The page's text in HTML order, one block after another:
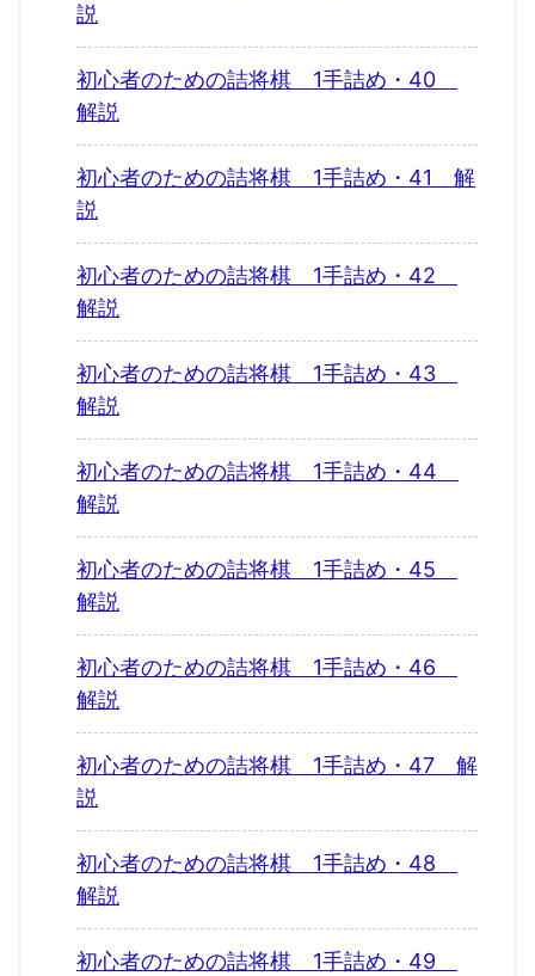
説
初心者のための詰将棋 1手詰め・40
解説
初心者のための詰将棋 1手詰め・41 解
説
初心者のための詰将棋 1手詰め・42
解説
初心者のための詰将棋 1手詰め・43
解説
初心者のための詰将棋 1手詰め・44
解説
初心者のための詰将棋 1手詰め・45
解説
初心者のための詰将棋 1手詰め・46
解説
初心者のための詰将棋 1手詰め・47 解
説
初心者のための詰将棋 1手詰め・48
解説
初心者のための詰将棋 1手詰め・49